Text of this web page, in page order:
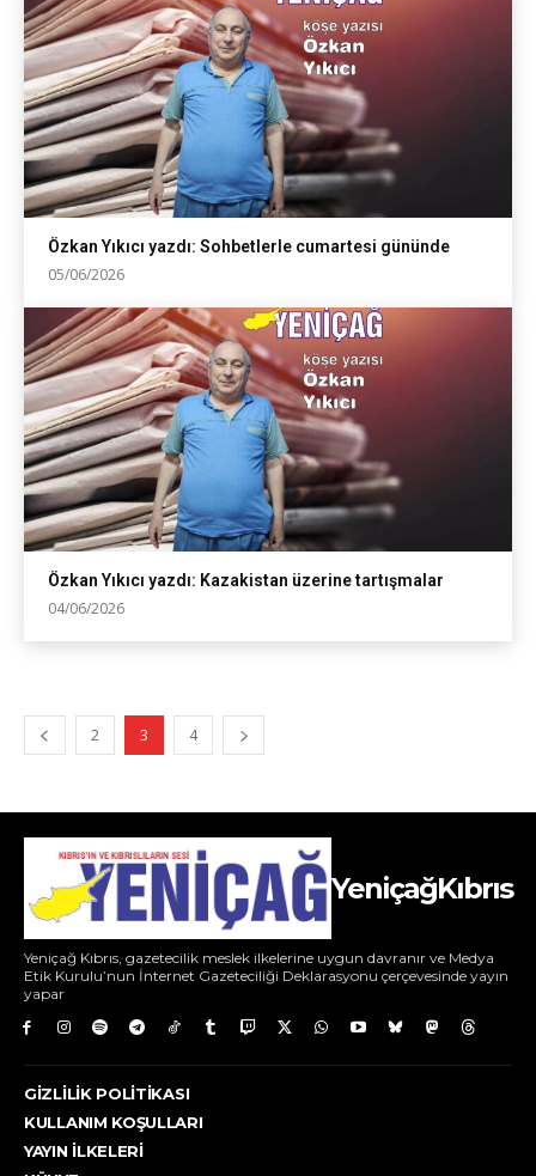
Özkan Yıkıcı yazdı: Sohbetlerle cumartesi gününde
05/06/2026
Özkan Yıkıcı yazdı: Kazakistan üzerine tartışmalar
04/06/2026
2 3 4
YeniçağKıbrıs
Yeniçağ Kıbrıs, gazetecilik meslek ilkelerine uygun davranır ve Medya
Etik Kurulu’nun İnternet Gazeteciliği Deklarasyonu çerçevesinde yayın
yapar
GIZLILIK POLITIKASI
KULLANIM KOŞULLARI
YAYIN İLKELERI